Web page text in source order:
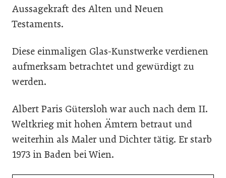
Aussagekraft des Alten und Neuen
Testaments.
Diese einmaligen Glas-Kunstwerke verdienen
aufmerksam betrachtet und gewürdigt zu
werden.
Albert Paris Gütersloh war auch nach dem II.
Weltkrieg mit hohen Ämtern betraut und
weiterhin als Maler und Dichter tätig. Er starb
1973 in Baden bei Wien.